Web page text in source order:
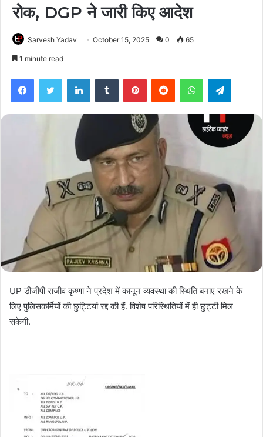
रोक, DGP ने जारी किए आदेश
Sarvesh Yadav October 15, 2025 0 65
1 minute read
FacebookTwitter LinkedInTumblr PinterestReddit WhatsApp
UP डीजीपी राजीव कृष्णा ने प्रदेश में कानून व्यवस्था की स्थिति बनाए रखने के
लिए पुलिसकर्मियों की छुट्टियां रद्द की हैं. विशेष परिस्थितियों में ही छुट्टी मिल
सकेगी.